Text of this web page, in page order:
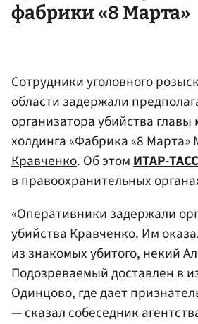
фабрики «8 Марта»
Сотрудники уголовного
области задержали
организатора убийства главы
холдинга «Фабрика «8 Марта»
Кравченко. Об этомИТАР-ТАСС
в правоохранительных
«Оперативники задержали
убийства Кравченко. Им
из знакомых убитого, некий
Подозреваемый доставлен в
Одинцово, где дает
— сказал собеседник